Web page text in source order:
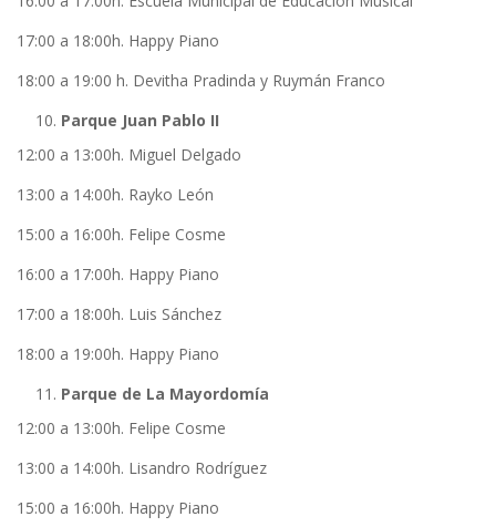
17:00 a 18:00h. Happy Piano
18:00 a 19:00 h. Devitha Pradinda y Ruymán Franco
Parque Juan Pablo II
12:00 a 13:00h. Miguel Delgado
13:00 a 14:00h. Rayko León
15:00 a 16:00h. Felipe Cosme
16:00 a 17:00h. Happy Piano
17:00 a 18:00h. Luis Sánchez
18:00 a 19:00h. Happy Piano
Parque de La Mayordomía
12:00 a 13:00h. Felipe Cosme
13:00 a 14:00h. Lisandro Rodríguez
15:00 a 16:00h. Happy Piano